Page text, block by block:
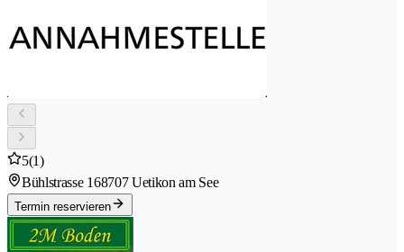
5(1)
Bühlstrasse 168707 Uetikon am See
Termin reservieren